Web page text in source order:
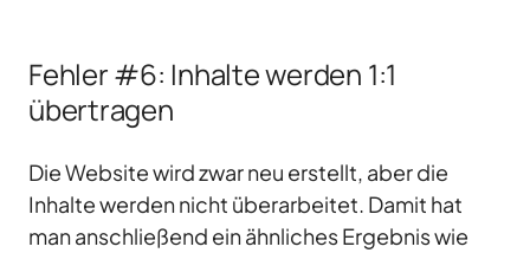
Fehler #6: Inhalte werden 1:1
übertragen
Die Website wird zwar neu erstellt, aber die
Inhalte werden nicht überarbeitet. Damit hat
man anschließend ein ähnliches Ergebnis wie